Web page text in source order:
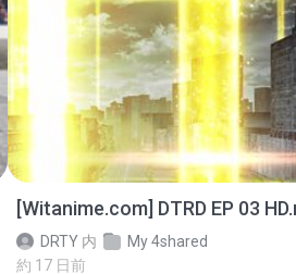
[Witanime.com] DTRD EP 03
DRTY 内
My 4shared
約 17 日前